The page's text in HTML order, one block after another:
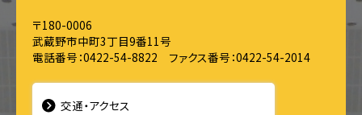
〒180-0006
武蔵野市中町3丁目9番11号
電話番号：0422-54-8822 ファクス番号：0422-54-2014
交通・アクセス